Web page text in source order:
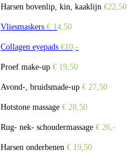
Harsen bovenlip, kin, kaaklijn €22,50
Vliesmaskers € 14,50
Collagen eyepads €10,-
Proef make-up € 19,50
Avond-, bruidsmade-up € 27,50
Hotstone massage € 28,50
Rug- nek- schoudermassage € 26,-
Harsen onderbenen € 19,50